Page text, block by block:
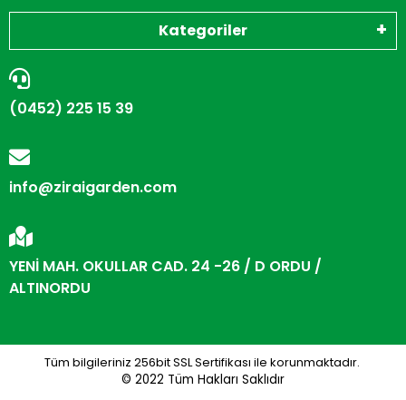
Kategoriler
(0452) 225 15 39
info@ziraigarden.com
YENİ MAH. OKULLAR CAD. 24 -26 / D ORDU /
ALTINORDU
Tüm bilgileriniz 256bit SSL Sertifikası ile korunmaktadır.
© 2022 Tüm Hakları Saklıdır